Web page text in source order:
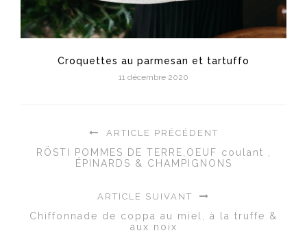
Croquettes au parmesan et tartuffo
11 décembre 2020
ARTICLE PRÉCÉDENT
RÖSTI POMMES DE TERRE,OEUF coulant ,
ÉPINARDS & CHAMPIGNONS
ARTICLE SUIVANT
Chiffonnade de coppa au miel, à la truffe &
aux noix